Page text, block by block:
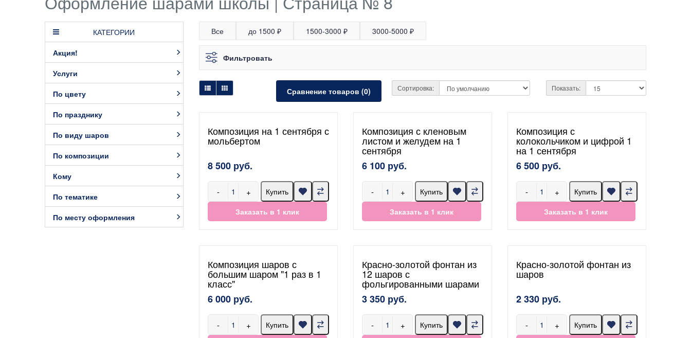
КАТЕГОРИИ
Акция!
Услуги
По цвету
По празднику
По виду шаров
По композиции
Кому
По тематике
По месту оформления
Все до 1500 ₽ 1500-3000 ₽ 3000-5000 ₽
Фильтровать
Сравнение товаров (0) Сортировка: Показать:
Композиция на 1 сентября с
мольбертом
8 500 руб.
- +
Купить
Заказать в 1 клик
Композиция с кленовым
листом и желудем на 1
сентября
6 100 руб.
- +
Купить
Заказать в 1 клик
Композиция с
колокольчиком и цифрой 1
на 1 сентября
6 500 руб.
- +
Купить
Заказать в 1 клик
Композиция шаров с
большим шаром "1 раз в 1
класс"
6 000 руб.
- +
Купить
Красно-золотой фонтан из
12 шаров с
фольгированными шарами
3 350 руб.
- +
Купить
Красно-золотой фонтан из
шаров
2 330 руб.
- +
Купить